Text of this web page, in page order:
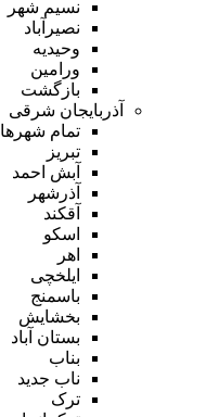
نسیم شهر
نصیرآباد
وحیدیه
ورامین
بازگشت
آذربایجان شرقی
تمام شهر‌ها
تبریز
آبش احمد
آذرشهر
آقکند
اسکو
اهر
ایلخچی
باسمنج
بخشایش
بستان آباد
بناب
ناب جدید
ترک